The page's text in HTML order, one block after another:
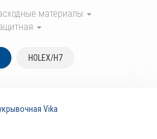
материалы
HOLEX/H7
Vika